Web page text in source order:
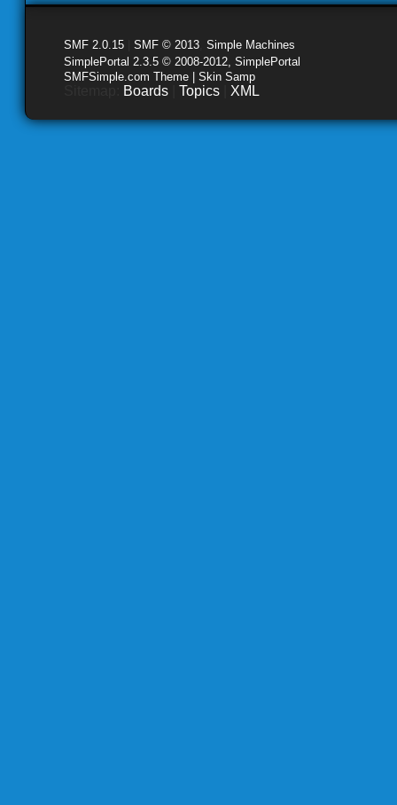
SMF 2.0.15 SMF © 2013 Simple Machines
SimplePortal 2.3.5 © 2008-2012, SimplePortal
SMFSimple.com Theme | Skin Samp
Boards Topics XML